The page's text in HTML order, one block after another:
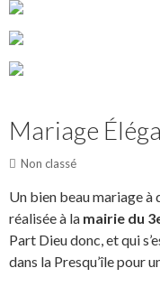
Mariage
Non classé
Un bien beau mariage
réalisée à la mairie du
Part Dieu donc, et qui
dans la Presqu’île pour